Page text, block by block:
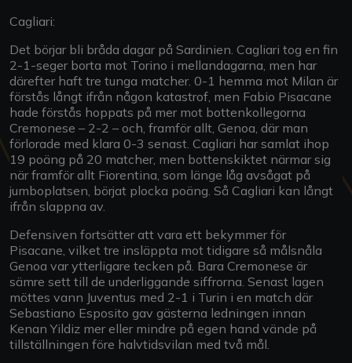
Cagliari:
Det börjar bli bråda dagar på Sardinien. Cagliari tog en fin
2-1-seger borta mot Torino i mellandagarna, men har
därefter haft tre tunga matcher. 0-1 hemma mot Milan är
förstås långt ifrån någon katastrof, men Fabio Pisacane
hade förstås hoppats på mer mot bottenkollegorna
Cremonese – 2-2 – och, framför allt, Genoa, där man
förlorade med klara 0-3 senast. Cagliari har samlat ihop
19 poäng på 20 matcher, men bottenskiktet närmar sig
när framför allt Fiorentina, som länge låg avsågat på
jumboplatsen, börjat plocka poäng. Så Cagliari kan långt
ifrån slappna av.
Defensiven fortsätter att vara ett bekymmer för
Pisacane, vilket tre insläppta mot tidigare så målsnåla
Genoa var ytterligare tecken på. Bara Cremonese är
sämre sett till de underliggande siffrorna. Senast lagen
möttes vann Juventus med 2-1 i Turin i en match där
Sebastiano Esposito gav gästerna ledningen innan
Kenan Yildiz mer eller mindre på egen hand vände på
tillställningen före halvtidsvilan med två mål.